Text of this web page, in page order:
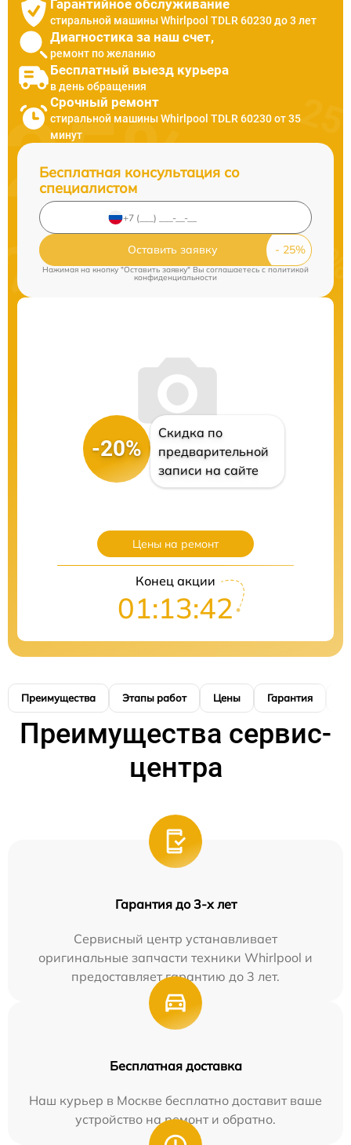
Гарантийное обслуживание
стиральной машины Whirlpool TDLR 60230 до 3 лет
Диагностика за наш счет,
ремонт по желанию
Бесплатный выезд курьера
в день обращения
Срочный ремонт
стиральной машины Whirlpool TDLR 60230 от 35
минут
Бесплатная консультация со
специалистом
Оставить заявку
Нажимая на кнопку "Оставить заявку" Вы соглашаетесь c политикой
конфиденциальности
-20%
Скидка по
предварительной
записи на сайте
Цены на ремонт
Конец акции
01:13:40
Преимущества Этапы работ Цены Гарантия
Преимущества сервис-
центра
Гарантия до 3-х лет
Сервисный центр устанавливает
оригинальные запчасти техники Whirlpool и
предоставляет гарантию до 3 лет.
Бесплатная доставка
Наш курьер в Москве бесплатно доставит ваше
устройство на ремонт и обратно.